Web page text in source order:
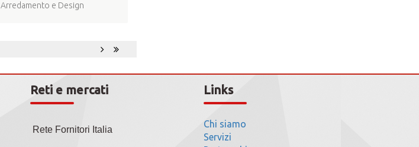
Arredamento e Design
Reti e mercati
Rete Fornitori Italia
Links
Chi siamo
Servizi